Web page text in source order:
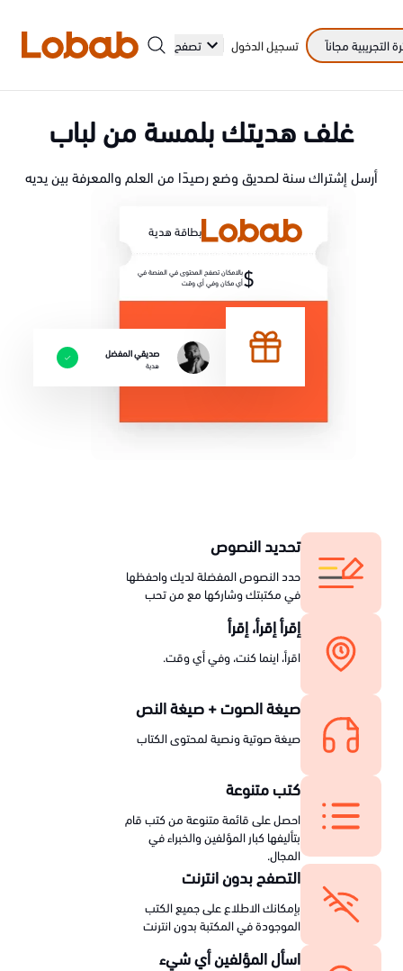
تصفح تسجيل الدخول التجريبية مجاناً
الفئات
لا توجد كتب في الرف بعد.
غلف هديتك بلمسة من لباب
أرسل إشتراك سنة لصديق وضع رصيدًا من العلم والمعرفة بين يديه
بطاقة هدية
$بالامكان تصفح المحتوى في المنصة في
أي مكان وفي أي وقت
صديقي المفضل
هدية
تحديد النصوص
حدد النصوص المفضلة لديك واحفظها
في مكتبتك وشاركها مع من تحب
إقرأ إقرأ، إقرأ
اقرأ، اينما كنت، وفي أي وقت.
صيغة الصوت + صيغة النص
صيغة صوتية ونصية لمحتوى الكتاب
كتب متنوعة
احصل على قائمة متنوعة من كتب قام
بتأليفها كبار المؤلفين والخبراء في
المجال.
التصفح بدون انترنت
بإمكانك الاطلاع على جميع الكتب
الموجودة في المكتبة بدون انترنت
اسأل المؤلفين أي شيء